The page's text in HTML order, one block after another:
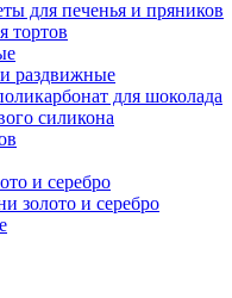
для печенья и пряников
тортов
раздвижные
для шоколада
силикона
и серебро
золото и серебро